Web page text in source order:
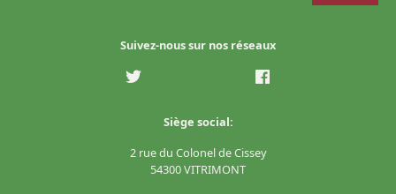
Suivez-nous sur nos réseaux
Siège social:
2 rue du Colonel de Cissey
54300 VITRIMONT